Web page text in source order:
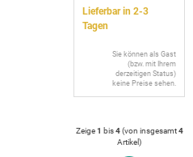
Lieferbar in 2-3
Tagen
Sie können als Gast
(bzw. mit Ihrem
derzeitigen Status)
keine Preise sehen.
Zeige1 bis4(von insgesamt4
Artikel)